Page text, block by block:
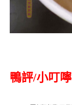
鴨評/小叮嚀